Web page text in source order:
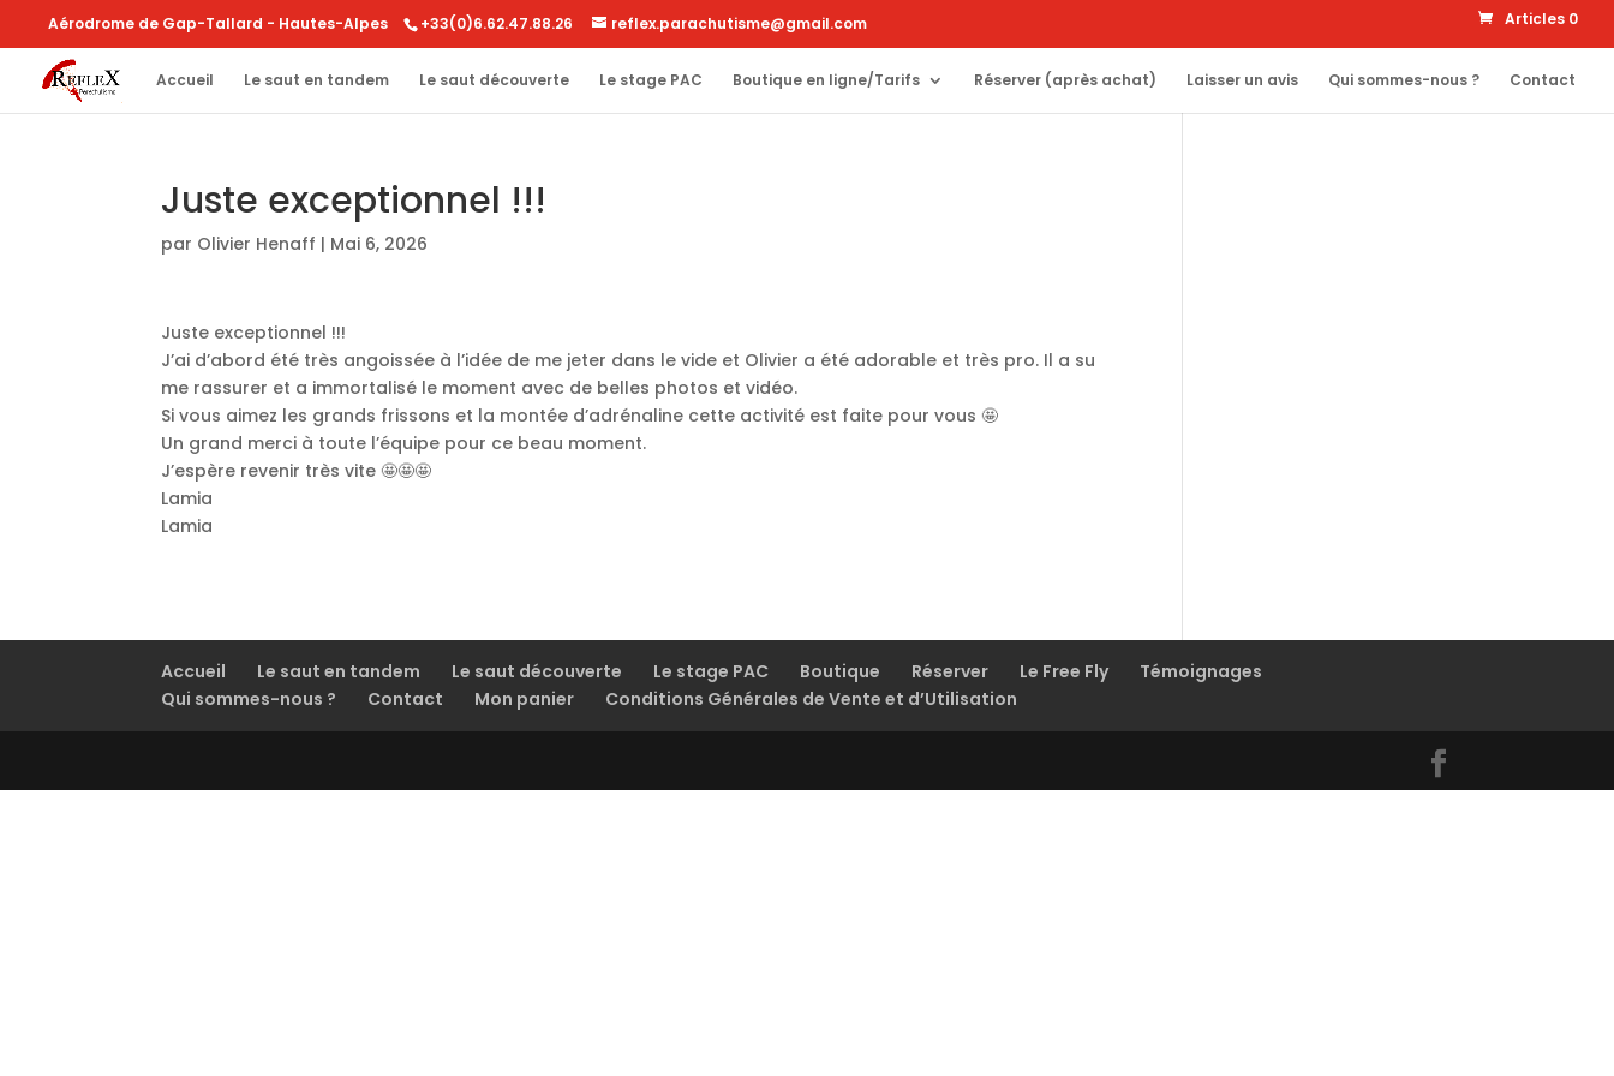
Aérodrome de Gap-Tallard - Hautes-Alpes +33(0)6.62.47.88.26 reflex.parachutisme@gmail.com Articles 0
Accueil Le saut en tandem Le saut découverte Le stage PAC Boutique en ligne/Tarifs Réserver (après achat) Laisser un avis Qui sommes-nous ? Contact
Juste exceptionnel !!!
par Olivier Henaff | Mai 6, 2026
Juste exceptionnel !!!
J’ai d’abord été très angoissée à l’idée de me jeter dans le vide et Olivier a été adorable et très pro. Il a su
me rassurer et a immortalisé le moment avec de belles photos et vidéo.
Si vous aimez les grands frissons et la montée d’adrénaline cette activité est faite pour vous 🤩
Un grand merci à toute l’équipe pour ce beau moment.
J’espère revenir très vite 🤩🤩🤩
Lamia
Lamia
Accueil Le saut en tandem Le saut découverte Le stage PAC Boutique Réserver Le Free Fly
Témoignages
Qui sommes-nous ?
Contact Mon panier Conditions Générales de Vente et d’Utilisation